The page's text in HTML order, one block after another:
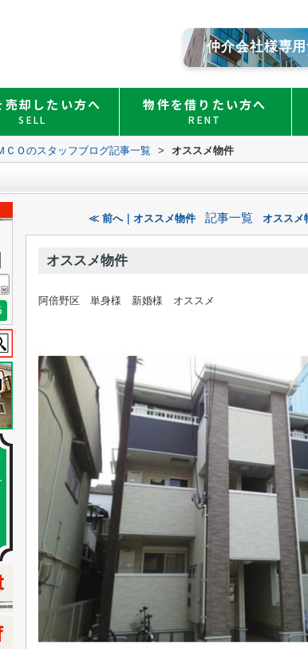
仲介会社様専用
売却したい方へ
SELL
物件を借りたい方へ
RENT
ＣＯのスタッフブログ記事一覧 > オススメ物件
≪ 前へ｜オススメ物件 記事一覧 オスス
オススメ物件
阿倍野区 単身様 新婚様 オススメ